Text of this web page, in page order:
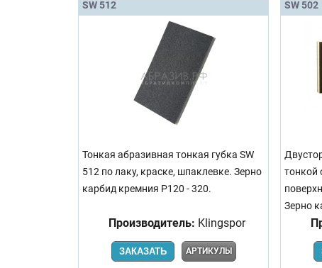
SW 512
Тонкая абразивная тонкая губка SW
512 по лаку, краске, шпаклевке. Зерно
карбид кремния Р120 - 320.
Производитель: Klingspor
ЗАКАЗАТЬ АРТИКУЛЫ
SW 502
тонкой
Зерно